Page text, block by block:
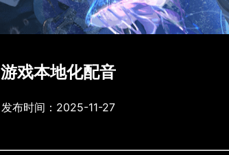
游戏本地化配音
发布时间：2025-11-27